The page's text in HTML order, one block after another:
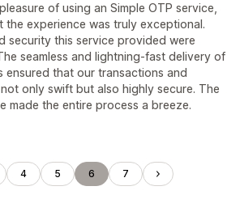
of using an Simple OTP service,
the experience was truly exceptional.
security this service provided were
seamless and lightning-fast delivery of
ensured that our transactions and
only swift but also highly secure. The
made the entire process a breeze.
4 5 6 7